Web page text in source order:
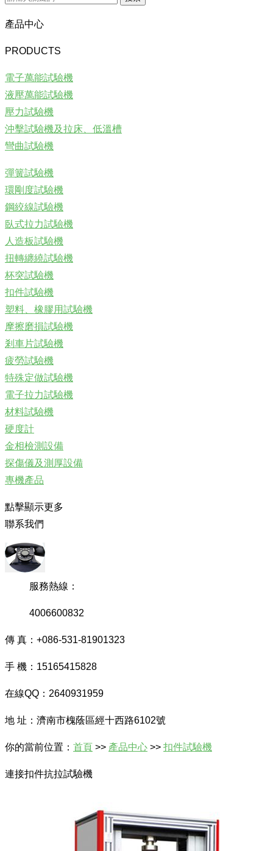
產品中心
PRODUCTS
電子萬能試驗機
液壓萬能試驗機
壓力試驗機
沖擊試驗機及拉床、低溫槽
彎曲試驗機
彈簧試驗機
環剛度試驗機
鋼絞線試驗機
臥式拉力試驗機
人造板試驗機
扭轉纏繞試驗機
杯突試驗機
扣件試驗機
塑料、橡膠用試驗機
摩擦磨損試驗機
剎車片試驗機
疲勞試驗機
特殊定做試驗機
電子拉力試驗機
材料試驗機
硬度計
金相檢測設備
探傷儀及測厚設備
專機產品
點擊顯示更多
聯系我們
服務熱線：
4006600832
傳 真：+086-531-81901323
手 機：15165415828
在線QQ：2640931959
地 址：濟南市槐蔭區經十西路6102號
你的當前位置： 首頁 >> 產品中心 >> 扣件試驗機
連接扣件抗拉試驗機